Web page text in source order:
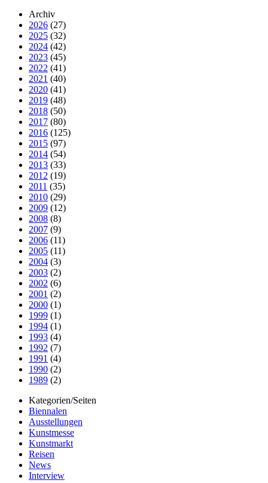
Archiv
2026 (27)
2025 (32)
2024 (42)
2023 (45)
2022 (41)
2021 (40)
2020 (41)
2019 (48)
2018 (50)
2017 (80)
2016 (125)
2015 (97)
2014 (54)
2013 (33)
2012 (19)
2011 (35)
2010 (29)
2009 (12)
2008 (8)
2007 (9)
2006 (11)
2005 (11)
2004 (3)
2003 (2)
2002 (6)
2001 (2)
2000 (1)
1999 (1)
1994 (1)
1993 (4)
1992 (7)
1991 (4)
1990 (2)
1989 (2)
Kategorien/Seiten
Biennalen
Ausstellungen
Kunstmesse
Kunstmarkt
Reisen
News
Interview